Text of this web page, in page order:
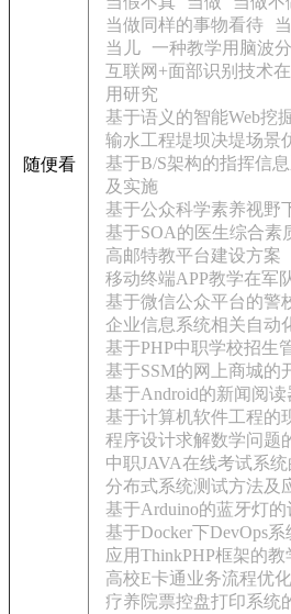
随便看
当做同样的事物看待
当儿
一种教学用脑波
互联网+面部识别技术
用研究
基于语义的智能Web挖
输水工程堤坝决堤场景
基于B/S架构的指挥信
及实施
基于公众科学素养视野
基于SOA的医生综合素
高邮特教平台建设方案
移动终端APP教学在军
基于微信公众平台的警
企业信息系统相关自动
基于PHP中职学校招生
基于SSM的网上商城的
基于Android的新闻阅
基于计算机软件工程的
程序设计求解数学问题
中职JAVA在线考试系
分布式系统测试方法及
基于Arduino的蓝牙灯
基于Docker下DevOps
应用ThinkPHP框架的
高校E卡通业务流程优
疗养院票控盘打印系统